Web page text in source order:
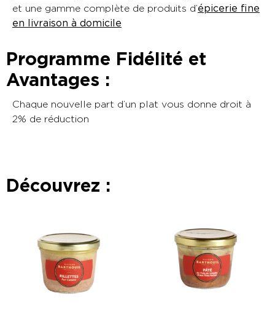
et une gamme complète de produits d’épicerie fine
en livraison à domicile
Programme Fidélité et
Avantages :
Chaque nouvelle part d’un plat vous donne droit à
2% de réduction
Découvrez :